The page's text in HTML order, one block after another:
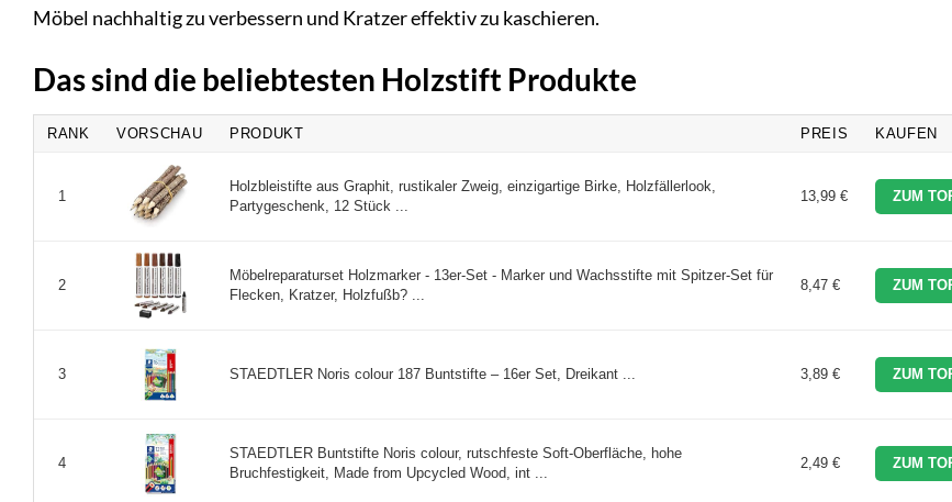
Möbel nachhaltig zu verbessern und Kratzer effektiv zu kaschieren.
Das sind die beliebtesten Holzstift Produkte
RANK VORSCHAU PRODUKT PREIS KAUFEN
1
Holzbleistifte aus Graphit, rustikaler Zweig, einzigartige Birke, Holzfällerlook,
Partygeschenk, 12 Stück ...
13,99 € ZUM
2
Möbelreparaturset Holzmarker - 13er-Set - Marker und Wachsstifte mit Spitzer-Set für
Flecken, Kratzer, Holzfußb? ...
8,47 € ZUM
3 STAEDTLER Noris colour 187 Buntstifte – 16er Set, Dreikant ... 3,89 € ZUM
4
STAEDTLER Buntstifte Noris colour, rutschfeste Soft-Oberfläche, hohe
Bruchfestigkeit, Made from Upcycled Wood, int ...
2,49 € ZUM